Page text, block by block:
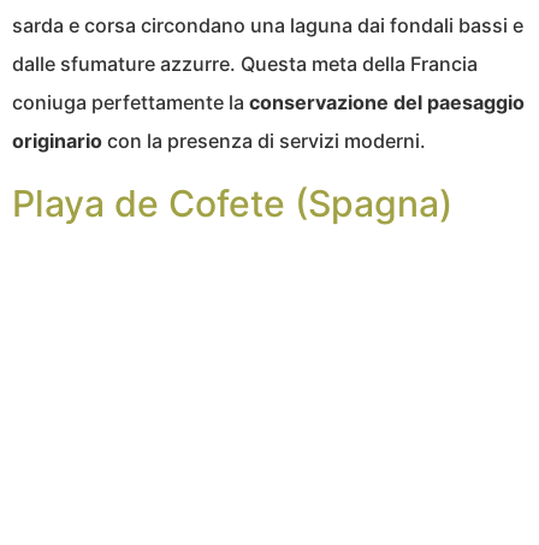
sarda e corsa circondano una laguna dai fondali bassi e
dalle sfumature azzurre. Questa meta della Francia
coniuga perfettamente la conservazione del paesaggio
originario con la presenza di servizi moderni.
Playa de Cofete (Spagna)